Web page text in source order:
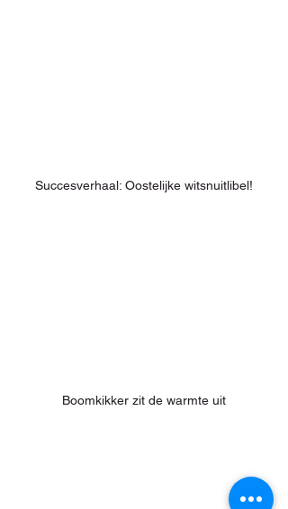
Succesverhaal: Oostelijke witsnuitlibel!
Boomkikker zit de warmte uit